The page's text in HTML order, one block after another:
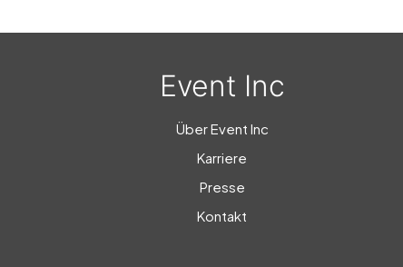
Event Inc
Über Event Inc
Karriere
Presse
Kontakt